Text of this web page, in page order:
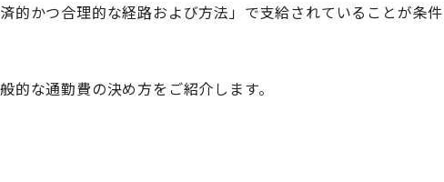
的かつ合理的な経路および方法」で支給されていることが条
な通勤費の決め方をご紹介します。